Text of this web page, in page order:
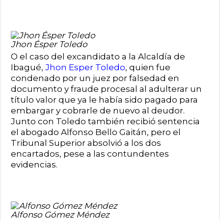
Jhon Ésper Toledo
O el caso del excandidato a la Alcaldía de
Ibagué,Jhon Esper Toledo, quien fue
condenado por un juez por falsedad en
documento y fraude procesal al adulterar un
título valor que ya le había sido pagado para
embargar y cobrarle de nuevo al deudor.
Junto con Toledo también recibió sentencia
el abogado Alfonso Bello Gaitán, pero el
Tribunal Superior absolvió a los dos
encartados, pese a las contundentes
evidencias.
Alfonso Gómez Méndez